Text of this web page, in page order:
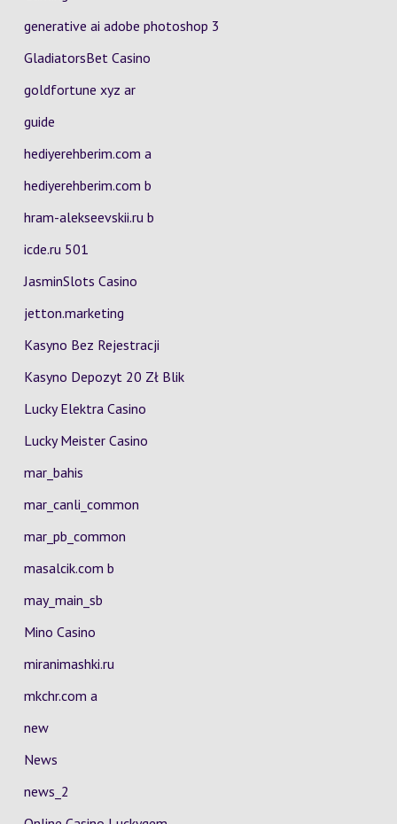
generative ai adobe photoshop 3
GladiatorsBet Casino
goldfortune xyz ar
guide
hediyerehberim.com a
hediyerehberim.com b
hram-alekseevskii.ru b
icde.ru 501
JasminSlots Casino
jetton.marketing
Kasyno Bez Rejestracji
Kasyno Depozyt 20 Zł Blik
Lucky Elektra Casino
Lucky Meister Casino
mar_bahis
mar_canli_common
mar_pb_common
masalcik.com b
may_main_sb
Mino Casino
miranimashki.ru
mkchr.com a
new
News
news_2